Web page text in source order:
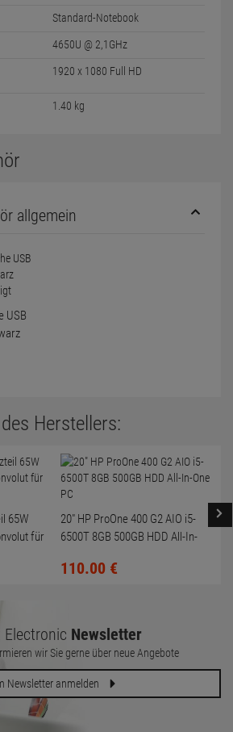
Standard-Notebook
4650U @ 2,1GHz
1920 x 1080 Full HD
1.40 kg
allgemein
USB
Herstellers:
65W
für
20" HP ProOne 400 G2 AIO i5-
6500T 8GB 500GB HDD All-In-
110.00 €
Electronic Newsletter
wir Sie gerne über neue Angebote
Newsletter anmelden